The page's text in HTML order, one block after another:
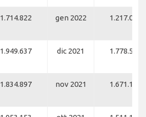
1.714.822 gen 2022 1.217.044
1.949.637 dic 2021 1.778.593
1.834.897 nov 2021 1.671.185